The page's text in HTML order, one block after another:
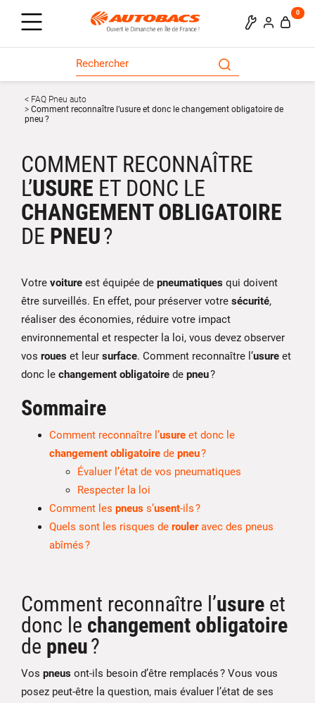
0
FAQ Pneu auto
Comment reconnaître l’usure et donc le changement obligatoire de
pneu ?
COMMENT RECONNAÎTRE
L’USURE ET DONC LE
CHANGEMENT OBLIGATOIRE
DE PNEU?
Votre voiture est équipée de pneumatiques qui doivent
être surveillés. En effet, pour préserver votre sécurité,
réaliser des économies, réduire votre impact
environnemental et respecter la loi, vous devez observer
vos roues et leur surface. Comment reconnaître l’usure et
donc le changement obligatoire de pneu?
Sommaire
Comment reconnaître l’usure et donc le
changement obligatoire de pneu?
Évaluer l’état de vos pneumatiques
Respecter la loi
Comment les pneus s’usent-ils ?
Quels sont les risques de rouleravec des pneus
abîmés ?
Comment reconnaître l’usure et
donc le changement obligatoire
de pneu?
Vos pneus ont-ils besoin d’être remplacés ? Vous vous
posez peut-être la question, mais évaluer l’état de ses